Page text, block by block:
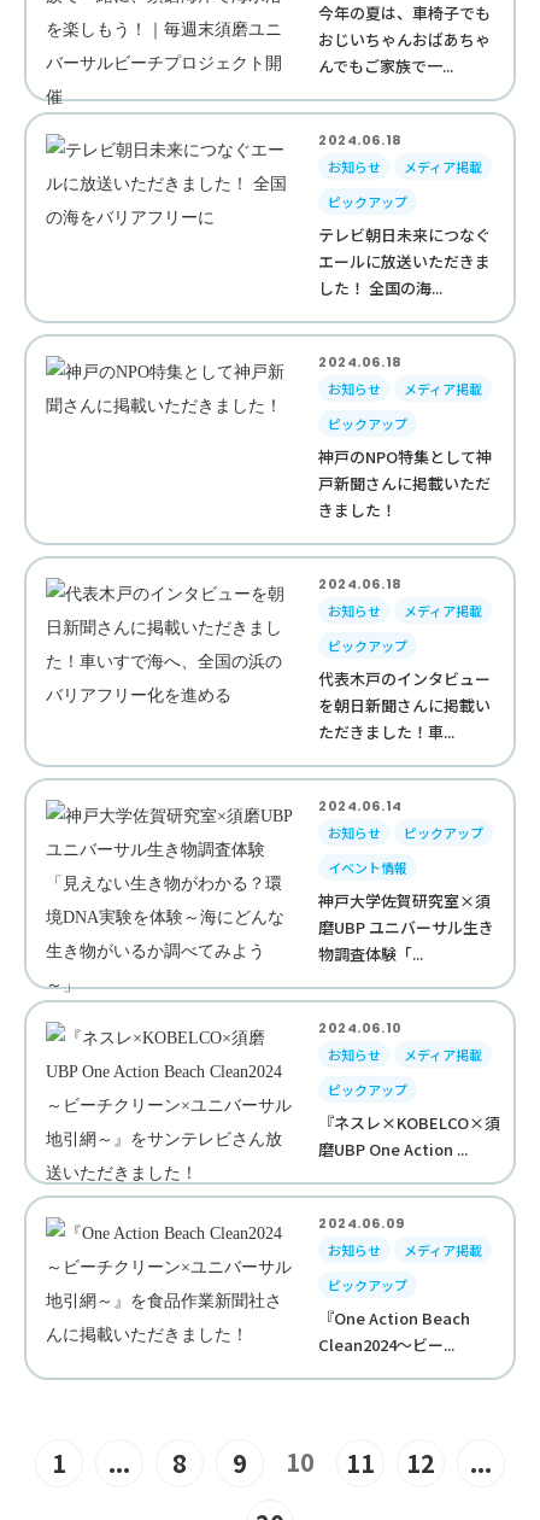
今年の夏は、車椅子でも
おじいちゃんおばあちゃ
んでもご家族で一...
2024.06.18
お知らせ
メディア掲載
ピックアップ
テレビ朝日未来につなぐ
エールに放送いただきま
した！ 全国の海...
2024.06.18
お知らせ
メディア掲載
ピックアップ
神戸のNPO特集として神
戸新聞さんに掲載いただ
きました！
2024.06.18
お知らせ
メディア掲載
ピックアップ
代表木戸のインタビュー
を朝日新聞さんに掲載い
ただきました！車...
2024.06.14
お知らせ
ピックアップ
イベント情報
神戸大学佐賀研究室×須
磨UBP ユニバーサル生き
物調査体験「...
2024.06.10
お知らせ
メディア掲載
ピックアップ
『ネスレ×KOBELCO×須
磨UBP One Action ...
2024.06.09
お知らせ
メディア掲載
ピックアップ
『One Action Beach
Clean2024～ビー...
1 ... 8 9 10 11 12
...